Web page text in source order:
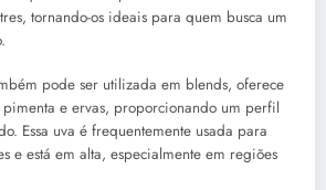
tornando-os ideais para quem busca um
pode ser utilizada em blends, oferece
e ervas, proporcionando um perfil
Essa uva é frequentemente usada para
e está em alta, especialmente em regiões